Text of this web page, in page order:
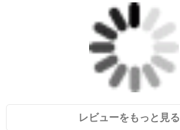
レビューをもっと見る